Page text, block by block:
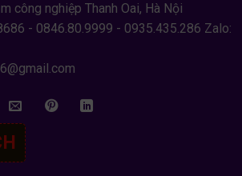
công nghiệp Thanh Oai, Hà Nội
- 0846.80.9999 - 0935.435.286 Zalo: